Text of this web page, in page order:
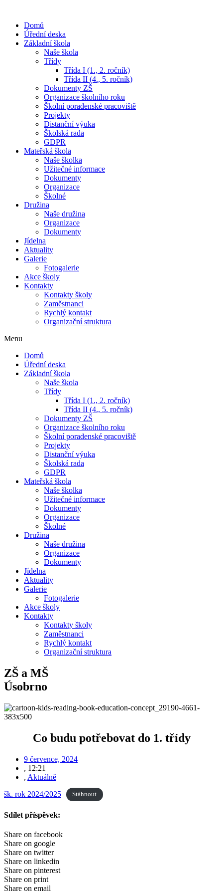
Domů
Úřední deska
Základní škola
Naše škola
Třídy
Třída I (1., 2. ročník)
Třída II (4., 5. ročník)
Dokumenty ZŠ
Organizace školního roku
Školní poradenské pracoviště
Projekty
Distanční výuka
Školská rada
GDPR
Mateřská škola
Naše školka
Užitečné informace
Dokumenty
Organizace
Školné
Družina
Naše družina
Organizace
Dokumenty
Jídelna
Aktuality
Galerie
Fotogalerie
Akce školy
Kontakty
Kontakty školy
Zaměstnanci
Rychlý kontakt
Organizační struktura
Menu
Domů
Úřední deska
Základní škola
Naše škola
Třídy
Třída I (1., 2. ročník)
Třída II (4., 5. ročník)
Dokumenty ZŠ
Organizace školního roku
Školní poradenské pracoviště
Projekty
Distanční výuka
Školská rada
GDPR
Mateřská škola
Naše školka
Užitečné informace
Dokumenty
Organizace
Školné
Družina
Naše družina
Organizace
Dokumenty
Jídelna
Aktuality
Galerie
Fotogalerie
Akce školy
Kontakty
Kontakty školy
Zaměstnanci
Rychlý kontakt
Organizační struktura
ZŠ a MŠ
Úsobrno
Co budu potřebovat do 1. třídy
9 července, 2024
, 12:21
, Aktuálně
šk. rok 2024/2025
Stáhnout
Sdílet příspěvek:
Share on facebook
Share on google
Share on twitter
Share on linkedin
Share on pinterest
Share on print
Share on email